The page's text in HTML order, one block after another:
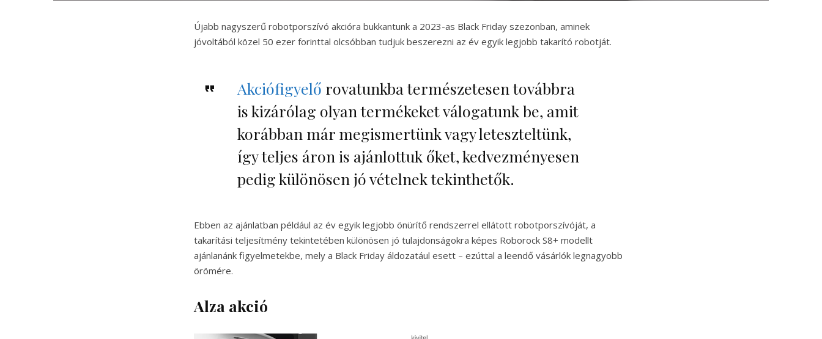
Újabb nagyszerű robotporszívó akcióra bukkantunk a 2023-as Black Friday szezonban, aminek
jóvoltából közel 50 ezer forinttal olcsóbban tudjuk beszerezni az év egyik legjobb takarító robotját.
Akciófigyelő rovatunkba természetesen továbbra
is kizárólag olyan termékeket válogatunk be, amit
korábban már megismertünk vagy leteszteltünk,
így teljes áron is ajánlottuk őket, kedvezményesen
pedig különösen jó vételnek tekinthetők.
Ebben az ajánlatban például az év egyik legjobb önürítő rendszerrel ellátott robotporszívóját, a
takarítási teljesítmény tekintetében különösen jó tulajdonságokra képes Roborock S8+ modellt
ajánlanánk figyelmetekbe, mely a Black Friday áldozatául esett – ezúttal a leendő vásárlók legnagyobb
örömére.
Alza akció